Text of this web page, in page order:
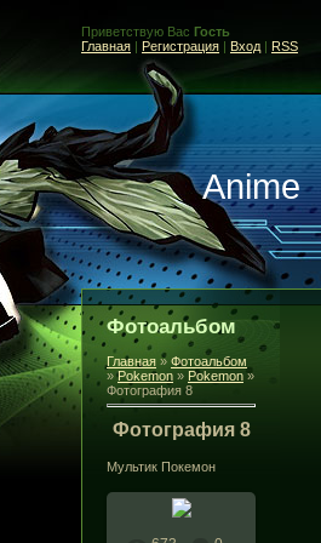
Приветствую Вас Гость
Главная | Регистрация | Вход | RSS
Anime
Фотоальбом
Главная » Фотоальбом
»Pokemon » Pokemon »
Фотография 8
Фотография 8
Мультик Покемон